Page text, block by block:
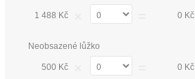
1 488 Kč 0 Kč
Neobsazené lůžko
500 Kč 0 Kč